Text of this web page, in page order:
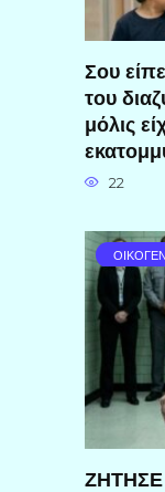
Σου
του
μόλις
22